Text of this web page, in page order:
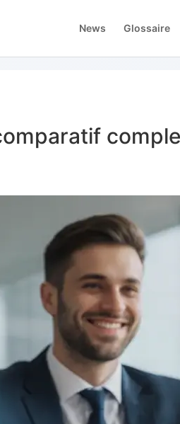
News Glossaire